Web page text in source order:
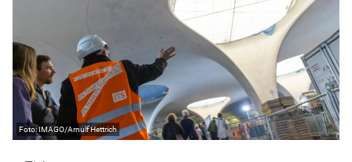
IMAGO/Arnulf Hettrich